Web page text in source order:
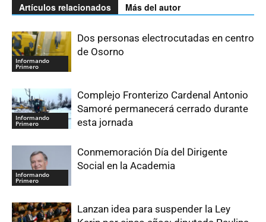
Artículos relacionados Más del autor
Informando
Primero
Dos personas electrocutadas en centro
de Osorno
Informando
Primero
Complejo Fronterizo Cardenal Antonio
Samoré permanecerá cerrado durante
esta jornada
Informando
Primero
Conmemoración Día del Dirigente
Social en la Academia
Lanzan idea para suspender la Ley